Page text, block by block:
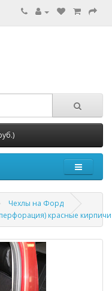
Чехлы на Форд
красные кирпичи